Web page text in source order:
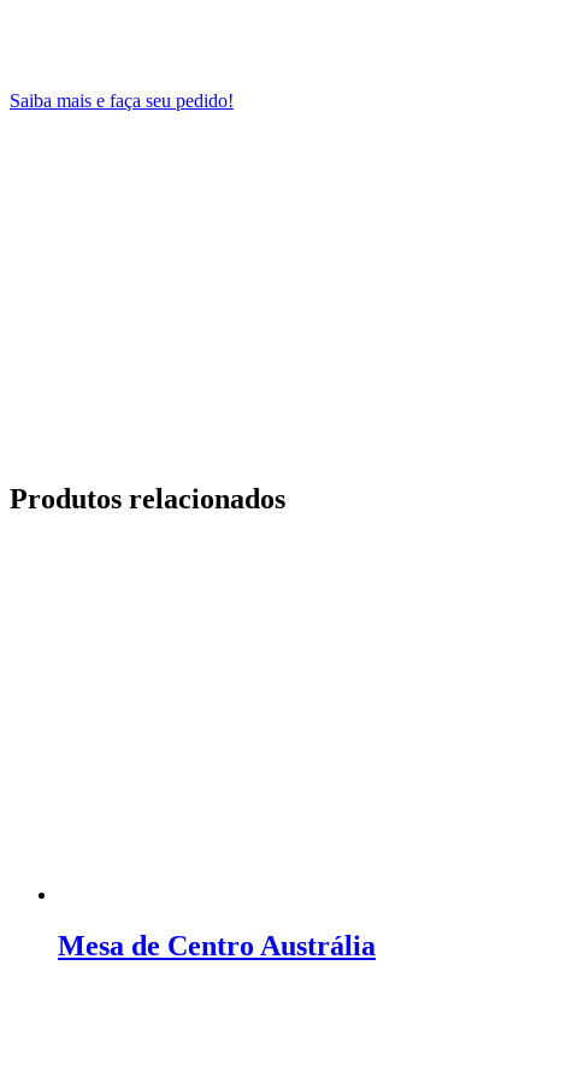
Saiba mais e faça seu pedido!
Produtos relacionados
Mesa de Centro Austrália